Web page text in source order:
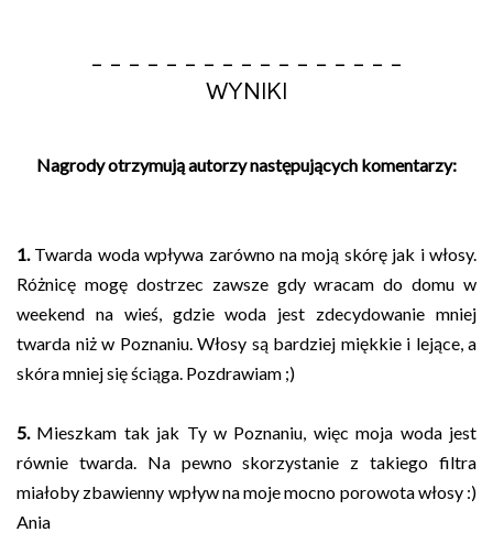
- - - - - - - - - - - - - - - - -
WYNIKI
Nagrody otrzymują autorzy następujących komentarzy:
1. Twarda woda wpływa zarówno na moją skórę jak i włosy.
Różnicę mogę dostrzec zawsze gdy wracam do domu w
weekend na wieś, gdzie woda jest zdecydowanie mniej
twarda niż w Poznaniu. Włosy są bardziej miękkie i lejące, a
skóra mniej się ściąga. Pozdrawiam ;)
5. Mieszkam tak jak Ty w Poznaniu, więc moja woda jest
równie twarda. Na pewno skorzystanie z takiego filtra
miałoby zbawienny wpływ na moje mocno porowota włosy :)
Ania